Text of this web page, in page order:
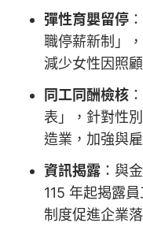
彈性育嬰留停
職停薪新制」
減少女性因照
同工同酬檢核
表」，針對性
造業，加強與
資訊揭露 ：與
115 年起揭露
制度促進企業